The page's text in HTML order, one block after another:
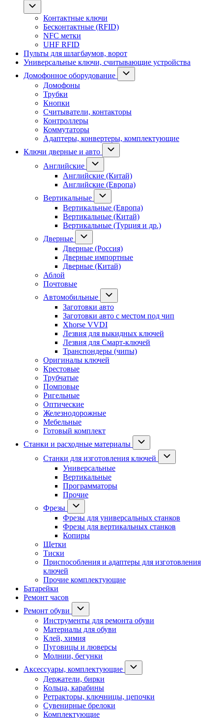
Контактные ключи
Бесконтактные (RFID)
NFC метки
UHF RFID
Пульты для шлагбаумов, ворот
Универсальные ключи, считывающие устройства
Домофонное оборудование
Домофоны
Трубки
Кнопки
Считыватели, контакторы
Контроллеры
Коммутаторы
Адаптеры, конвертеры, комплектующие
Ключи дверные и авто
Английские
Английские (Китай)
Английские (Европа)
Вертикальные
Вертикальные (Европа)
Вертикальные (Китай)
Вертикальные (Турция и др.)
Дверные
Дверные (Россия)
Дверные импортные
Дверные (Китай)
Аблой
Почтовые
Автомобильные
Заготовки авто
Заготовки авто с местом под чип
Xhorse VVDI
Лезвия для выкидных ключей
Лезвия для Смарт-ключей
Транспондеры (чипы)
Оригиналы ключей
Крестовые
Трубчатые
Помповые
Ригельные
Оптические
Железнодорожные
Мебельные
Готовый комплект
Станки и расходные материалы
Станки для изготовления ключей
Универсальные
Вертикальные
Программаторы
Прочие
Фрезы
Фрезы для универсальных станков
Фрезы для вертикальных станков
Копиры
Щетки
Тиски
Приспособления и адаптеры для изготовления
ключей
Прочие комплектующие
Батарейки
Ремонт часов
Ремонт обуви
Инструменты для ремонта обуви
Материалы для обуви
Клей, химия
Пуговицы и люверсы
Молнии, бегунки
Аксессуары, комплектующие
Держатели, бирки
Кольца, карабины
Ретракторы, ключницы, цепочки
Сувенирные брелоки
Комплектующие